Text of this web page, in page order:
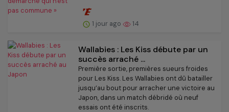
1 jour ago 14
Wallabies : Les Kiss débute par un
succès arraché ...
Première sortie, premières sueurs froides
pour Les Kiss. Les Wallabies ont dû batailler
jusqu’au bout pour arracher une victoire au
Japon, dans un match débridé où neuf
essais ont été inscrits.